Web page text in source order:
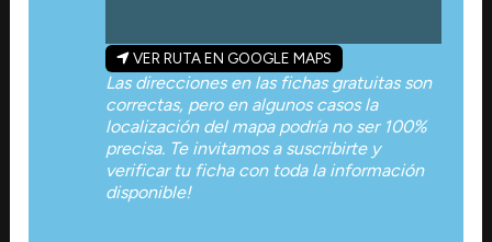
VER RUTA EN GOOGLE MAPS
Las direcciones en las fichas gratuitas son
correctas, pero en algunos casos la
localización del mapa podría no ser 100%
precisa. Te invitamos a suscribirte y
verificar tu ficha con toda la información
disponible!